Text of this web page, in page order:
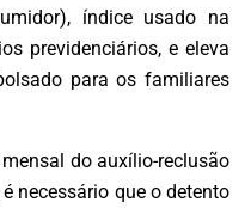
índice usado na
previdenciários, e eleva
para os familiares
do auxílio-reclusão
necessário que o detento